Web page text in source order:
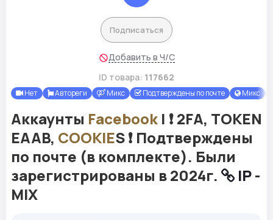
Подписаться
Добавить в Ч/С
ID товара: 117662
Нет Автореги Микс Подтверждены по почте Микс
Аккаунты Facebook | ❗️ 2FA, TOKEN
EAAB, COOKIES ❗️ Подтверждены
по почте (в комплекте). Были
зарегистрированы в 2024г.
IP-
MIX